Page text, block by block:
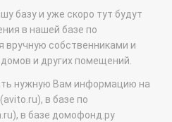
базу и уже скоро тут будут
в нашей базе по
собственниками и
и других помещений.
нужную Вам информацию на
в базе по
в базе домофонд.ру